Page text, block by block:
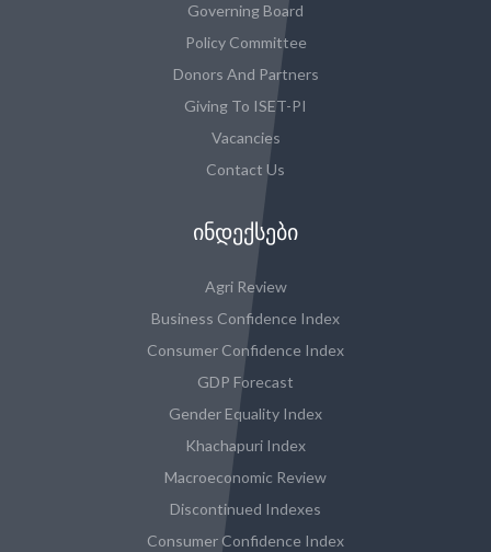
Governing Board
Policy Committee
Donors And Partners
Giving To ISET-PI
Vacancies
Contact Us
ᲘᲜᲓᲔᲥᲡᲔᲑᲘ
Agri Review
Business Confidence Index
Consumer Confidence Index
GDP Forecast
Gender Equality Index
Khachapuri Index
Macroeconomic Review
Discontinued Indexes
Consumer Confidence Index